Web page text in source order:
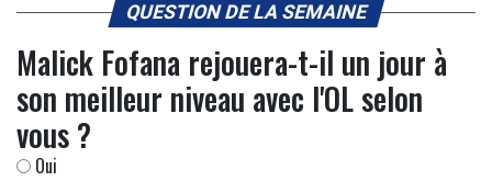
QUESTION DE LA SEMAINE
Malick Fofana rejouera-t-il un jour à
son meilleur niveau avec l'OL selon
vous ?
Oui